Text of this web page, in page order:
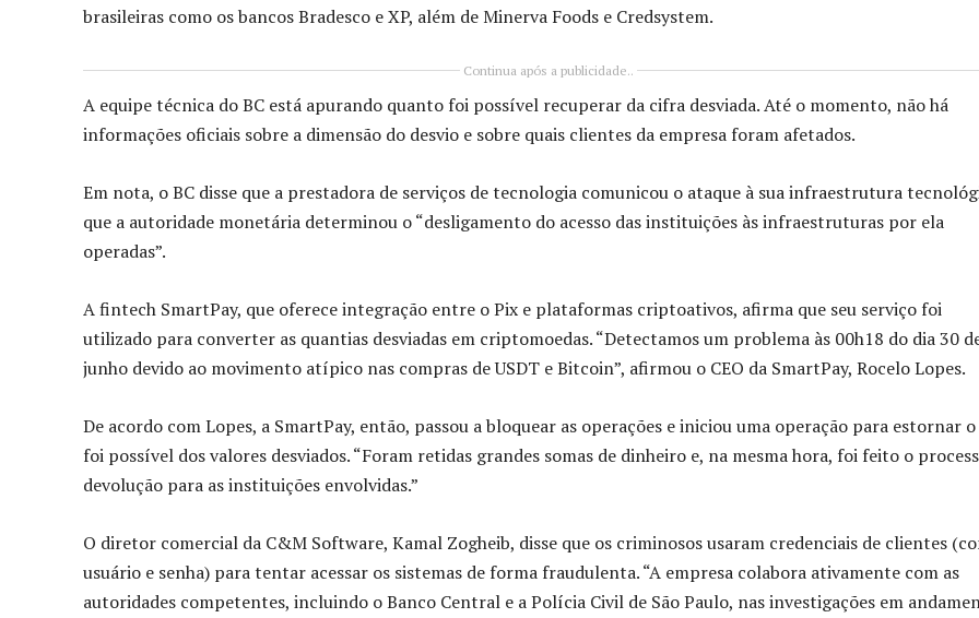
brasileiras como os bancos Bradesco e XP, além de Minerva Foods e Credsystem.
Continua após a publicidade..
A equipe técnica do BC está apurando quanto foi possível recuperar da cifra desviada. Até o momento, não há
informações oficiais sobre a dimensão do desvio e sobre quais clientes da empresa foram afetados.
Em nota, o BC disse que a prestadora de serviços de tecnologia comunicou o ataque à sua infraestrutura
que a autoridade monetária determinou o “desligamento do acesso das instituições às infraestruturas por ela
operadas”.
A fintech SmartPay, que oferece integração entre o Pix e plataformas criptoativos, afirma que seu serviço foi
utilizado para converter as quantias desviadas em criptomoedas. “Detectamos um problema às 00h18 do dia 30
junho devido ao movimento atípico nas compras de USDT e Bitcoin”, afirmou o CEO da SmartPay, Rocelo Lopes.
De acordo com Lopes, a SmartPay, então, passou a bloquear as operações e iniciou uma operação para estornar
foi possível dos valores desviados. “Foram retidas grandes somas de dinheiro e, na mesma hora, foi feito o
devolução para as instituições envolvidas.”
O diretor comercial da C&M Software, Kamal Zogheib, disse que os criminosos usaram credenciais de clientes
usuário e senha) para tentar acessar os sistemas de forma fraudulenta. “A empresa colabora ativamente com as
autoridades competentes, incluindo o Banco Central e a Polícia Civil de São Paulo, nas investigações em